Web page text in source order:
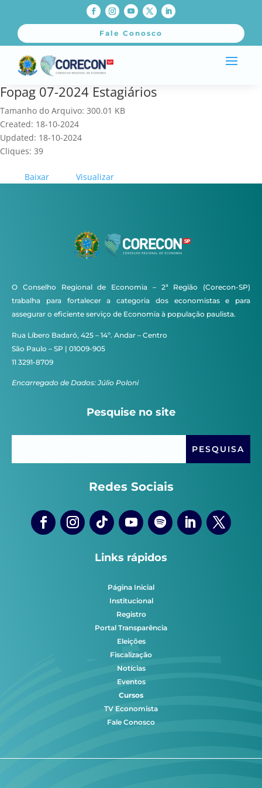
Fale Conosco
Fopag 07-2024 Estagiários
Tamanho do Arquivo: 300.01 KB
Created: 18-10-2024
Updated: 18-10-2024
Cliques: 39
Baixar Visualizar
O Conselho Regional de Economia – 2ª Região (Corecon-SP)
trabalha para fortalecer a categoria dos economistas e para
assegurar o eficiente serviço de Economia à população paulista.
Rua Líbero Badaró, 425 – 14º. Andar – Centro
São Paulo – SP | 01009-905
11 3291-8709
Encarregado de Dados: Júlio Poloni
Pesquise no site
Redes Sociais
Links rápidos
Página Inicial
Institucional
Registro
Portal Transparência
Eleições
Fiscalização
Notícias
Eventos
Cursos
TV Economista
Fale Conosco